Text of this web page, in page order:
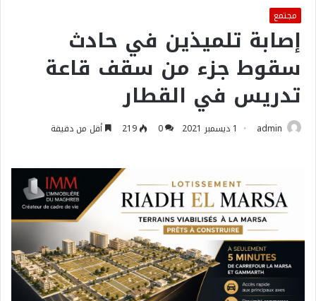
مجتمع
إصابة تلميذين في حادث
سقوط جزء من سقف قاعة
تدريس في القطار
admin 1 ديسمبر 2021 0
219 أقل من دقيقة